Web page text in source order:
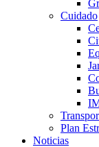
Cuidado
Plan
Noticias